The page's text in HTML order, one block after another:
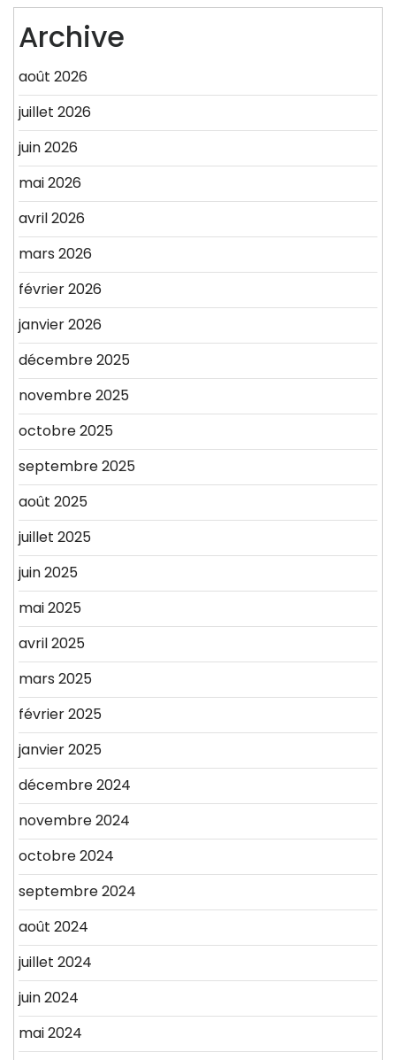
Archive
août 2026
juillet 2026
juin 2026
mai 2026
avril 2026
mars 2026
février 2026
janvier 2026
décembre 2025
novembre 2025
octobre 2025
septembre 2025
août 2025
juillet 2025
juin 2025
mai 2025
avril 2025
mars 2025
février 2025
janvier 2025
décembre 2024
novembre 2024
octobre 2024
septembre 2024
août 2024
juillet 2024
juin 2024
mai 2024